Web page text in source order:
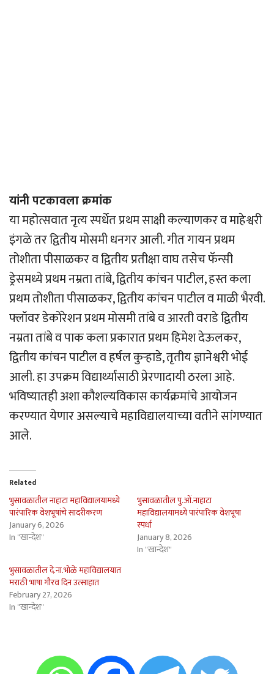
यांनी पटकावला क्रमांक
या महोत्सवात नृत्य स्पर्धेत प्रथम साक्षी कल्याणकर व माहेश्वरी
इंगळे तर द्वितीय मोसमी धनगर आली. गीत गायन प्रथम
तोशीता पीसाळकर व द्वितीय प्रतीक्षा वाघ तसेच फॅन्सी
ड्रेसमध्ये प्रथम नम्रता तांबे, द्वितीय कांचन पाटील, हस्त कला
प्रथम तोशीता पीसाळकर, द्वितीय कांचन पाटील व माळी भैरवी.
फ्लॉवर डेकोरेशन प्रथम मोसमी तांबे व आरती वराडे द्वितीय
नम्रता तांबे व पाक कला प्रकारात प्रथम हिमेश देऊलकर,
द्वितीय कांचन पाटील व हर्षल कुर्‍हाडे, तृतीय ज्ञानेश्वरी भोई
आली. हा उपक्रम विद्यार्थ्यांसाठी प्रेरणादायी ठरला आहे.
भविष्यातही अशा कौशल्यविकास कार्यक्रमांचे आयोजन
करण्यात येणार असल्याचे महाविद्यालयाच्या वतीने सांगण्यात
आले.
Related
भुसावळातील नाहाटा महाविद्यालयामध्ये
पारंपारिक वेशभूषांचे सादरीकरण
January 6, 2026
In "खान्देश"
भुसावळातील पु.ओं.नाहाटा
महाविद्यालयामध्ये पारंपारिक वेशभूषा
स्पर्धा
January 8, 2026
In "खान्देश"
भुसावळातील दे.ना.भोळे महाविद्यालयात
मराठी भाषा गौरव दिन उत्साहात
February 27, 2026
In "खान्देश"